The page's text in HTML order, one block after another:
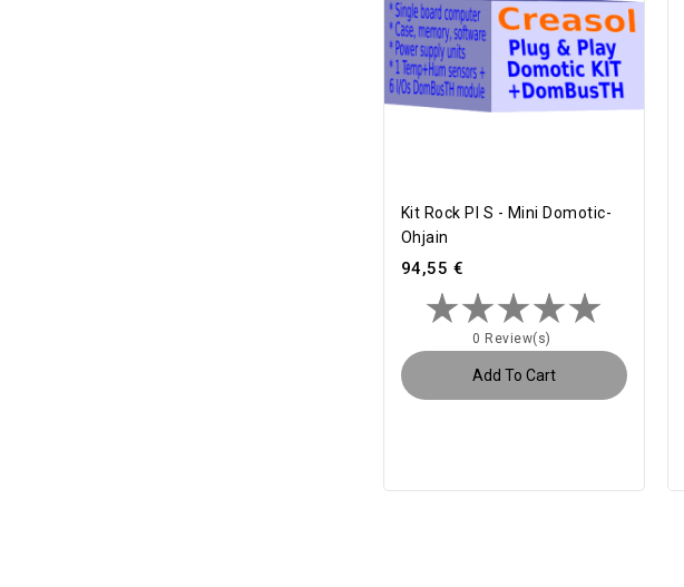
Kit Rock PI S - Mini Domotic-
Ohjain
94,55 €
0 Review(s)
Add To Cart